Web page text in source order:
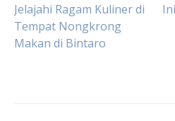
Post
navigation
Jelajahi Ragam Kuliner di
Tempat Nongkrong
Makan di Bintaro